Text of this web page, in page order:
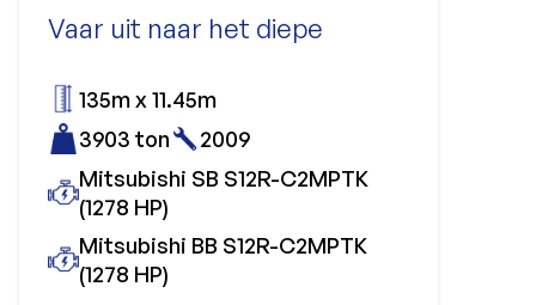
Vaar uit naar het diepe
135m x 11.45m
3903 ton
2009
Mitsubishi SB S12R-C2MPTK
(1278 HP)
Mitsubishi BB S12R-C2MPTK
(1278 HP)